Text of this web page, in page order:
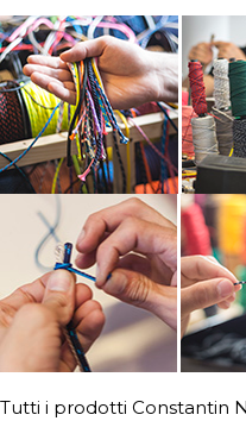
Tutti i prodotti Constantin